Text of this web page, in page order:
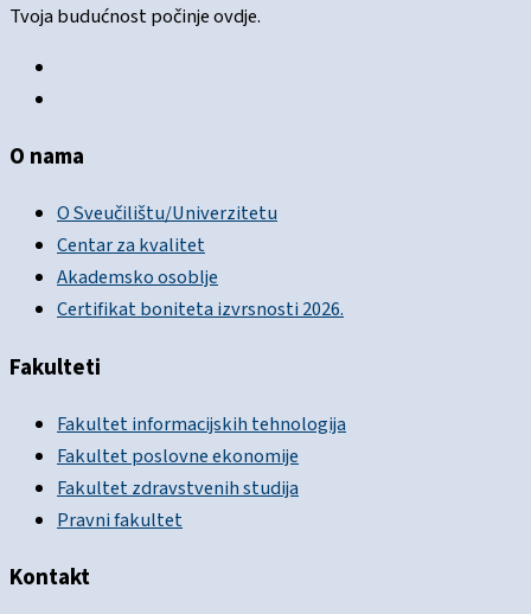
Tvoja budućnost počinje ovdje.
O nama
O Sveučilištu/Univerzitetu
Centar za kvalitet
Akademsko osoblje
Certifikat boniteta izvrsnosti 2026.
Fakulteti
Fakultet informacijskih tehnologija
Fakultet poslovne ekonomije
Fakultet zdravstvenih studija
Pravni fakultet
Kontakt